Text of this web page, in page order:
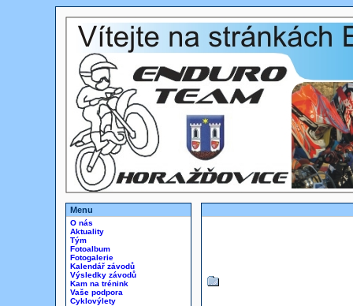
Menu
O nás
Aktuality
Tým
Fotoalbum
Fotogalerie
Kalendář závodů
Výsledky závodů
Kam na trénink
Vaše podpora
Cyklovýlety